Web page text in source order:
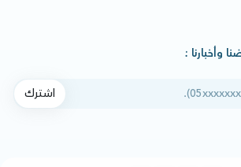
وأخبارنا :
اشترك